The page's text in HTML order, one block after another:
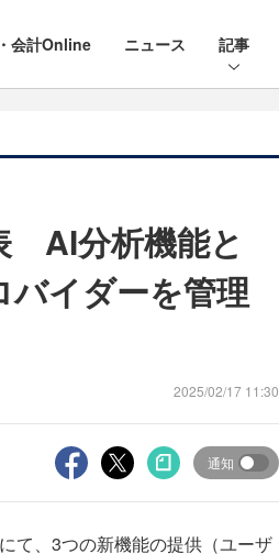
会計Online ニュース 記事
AI分析機能と
バイダーを管理
2025/02/17 11:30
通知
て、3つの新機能の提供（ユーザ